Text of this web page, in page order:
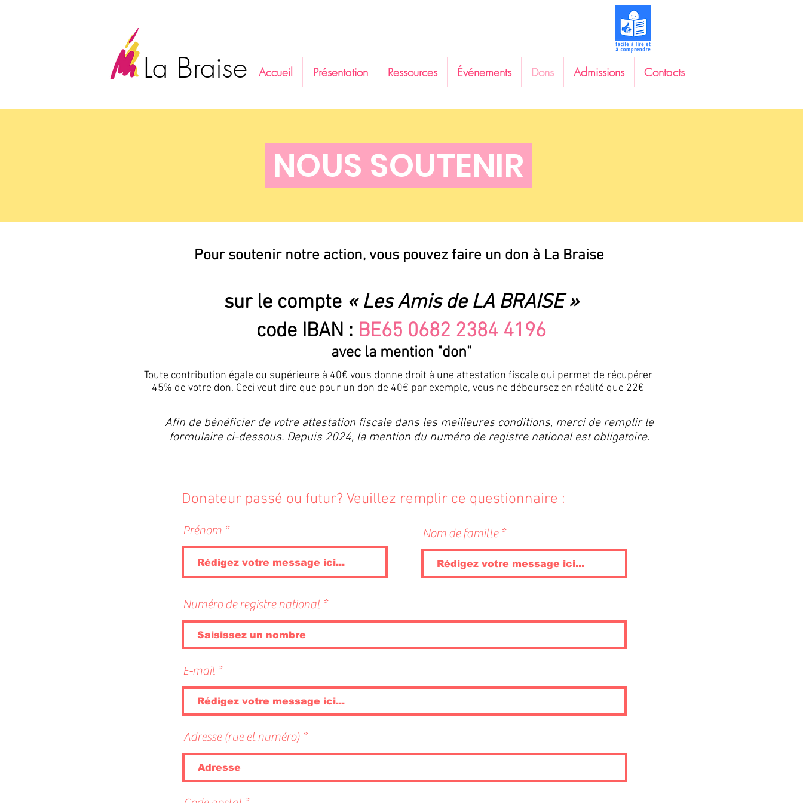
La Braise Accueil Présentation Ressources Événements Dons Admissions Contacts
NOUS SOUTENIR
Pour soutenir notre action, vous pouvez faire un don à La Braise
sur le compte « Les Amis de LA BRAISE »
code IBAN : BE65 0682 2384 4196
avec la mention "don"
Toute contribution égale ou supérieure à 40€ vous donne droit à une attestation fiscale qui permet de récupérer
45% de votre don. Ceci veut dire que pour un don de 40€ par exemple, vous ne déboursez en réalité que 22€
Afin de bénéficier de votre attestation fiscale dans les meilleures conditions, merci de remplir le
formulaire ci-dessous. Depuis 2024, la mention du numéro de registre national est obligatoire.
Donateur passé ou futur? Veuillez remplir ce questionnaire :
???????????????????????????
Prénom Nom de famille
Numéro de registre national
E-mail
Adresse (rue et numéro)